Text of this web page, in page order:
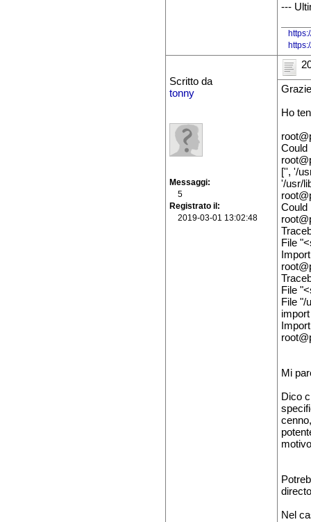
---
Scritto da
tonny
Messaggi
5
Registrato il
2019-03-01 13:02:48
Ho
Could
['', '/
'/usr/
Could
File
File
File "/
Mi
Dico
Nel